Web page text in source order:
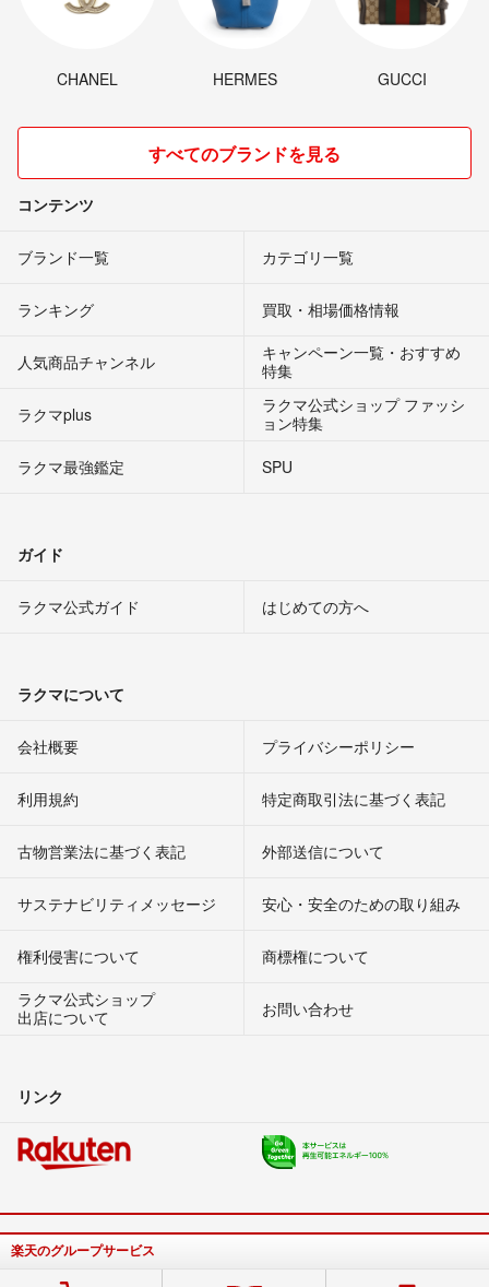
CHANEL HERMES GUCCI
すべてのブランドを見る
コンテンツ
ブランド一覧 カテゴリ一覧
ランキング 買取・相場価格情報
人気商品チャンネル
キャンペーン一覧・おすすめ
特集
ラクマplus
ラクマ公式ショップ ファッシ
ョン特集
ラクマ最強鑑定
SPU
ガイド
ラクマ公式ガイド はじめての方へ
ラクマについて
会社概要 プライバシーポリシー
利用規約 特定商取引法に基づく表記
古物営業法に基づく表記 外部送信について
サステナビリティメッセージ 安心・安全のための取り組み
権利侵害について
商標権について
ラクマ公式ショップ
出店について
お問い合わせ
リンク
楽天のグループサービス